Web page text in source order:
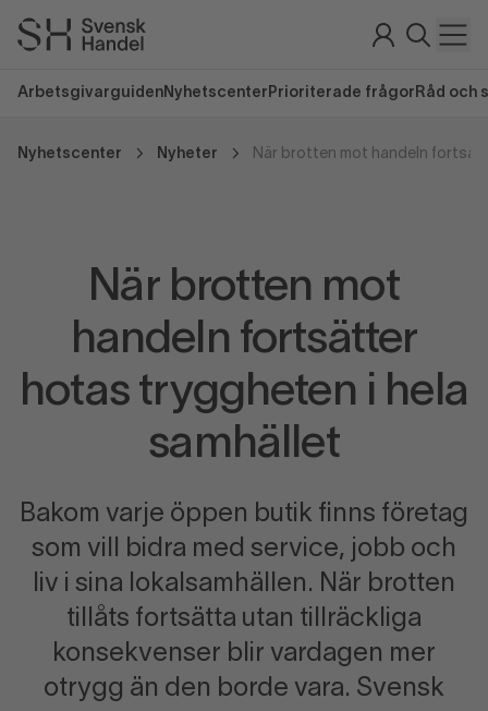
Arbetsgivarguiden Nyhetscenter Prioriterade frågor Råd och
Nyhetscenter Nyheter
När brotten mot
handeln fortsätter
hotas tryggheten i hela
samhället
Bakom varje öppen butik finns företag
som vill bidra med service, jobb och
liv i sina lokalsamhällen. När brotten
tillåts fortsätta utan tillräckliga
konsekvenser blir vardagen mer
otrygg än den borde vara. Svensk